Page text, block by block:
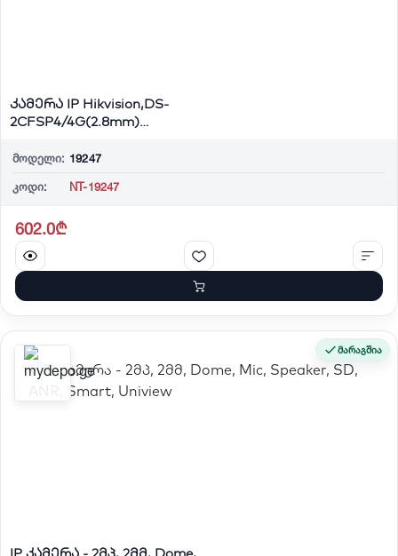
კამერა IP Hikvision,DS-
2CFSP4/4G(2.8mm)
მოდელი: 19247
კოდი: NT-19247
602.0₾
მარაგშია